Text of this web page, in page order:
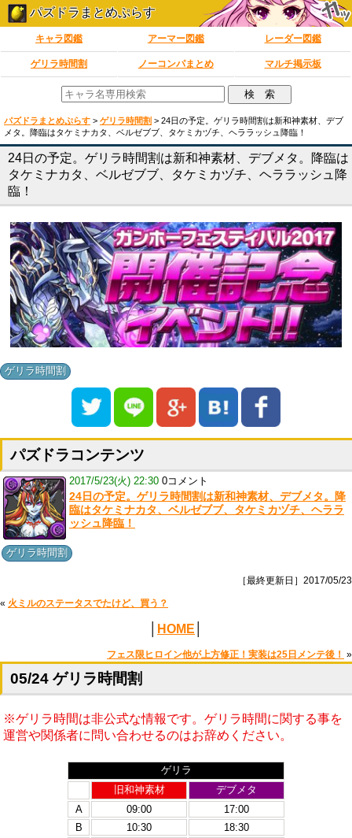
パズドラまとめぷらす
キャラ図鑑 アーマー図鑑 レーダー図鑑
ゲリラ時間割 ノーコンパまとめ マルチ掲示板
パズドラまとめぷらす > ゲリラ時間割 > 24日の予定。ゲリラ時間割は新和神素材、デブ
メタ。降臨はタケミナカタ、ベルゼブブ、タケミカヅチ、ヘララッシュ降臨！
24日の予定。ゲリラ時間割は新和神素材、デブメタ。降臨は
タケミナカタ、ベルゼブブ、タケミカヅチ、ヘララッシュ降
臨！
ゲリラ時間割
パズドラコンテンツ
2017/5/23(火) 22:30 0コメント
24日の予定。ゲリラ時間割は新和神素材、デブメタ。降
臨はタケミナカタ、ベルゼブブ、タケミカヅチ、ヘララ
ッシュ降臨！
ゲリラ時間割
［最終更新日］2017/05/23
« 火ミルのステータスでたけど、買う？
HOME
フェス限ヒロイン他が上方修正！実装は25日メンテ後！ »
05/24 ゲリラ時間割
※ゲリラ時間は非公式な情報です。ゲリラ時間に関する事を
運営や関係者に問い合わせるのはお辞めください。
ゲリラ
旧和神素材
デブメタ
A
09:00
17:00
B
10:30
18:30